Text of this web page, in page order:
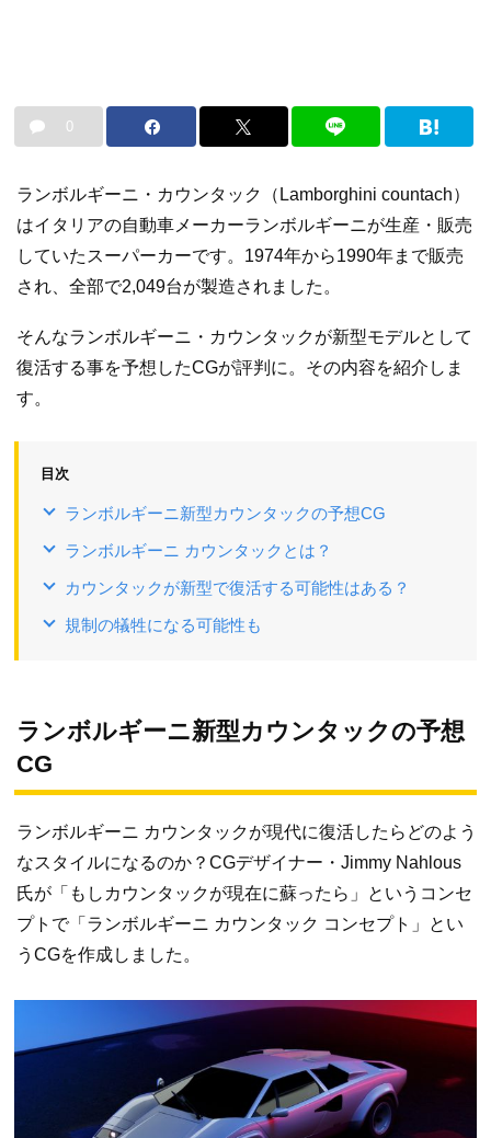
0
ランボルギーニ・カウンタック（Lamborghini countach）
はイタリアの自動車メーカーランボルギーニが生産・販売
していたスーパーカーです。1974年から1990年まで販売
され、全部で2,049台が製造されました。
そんなランボルギーニ・カウンタックが新型モデルとして
復活する事を予想したCGが評判に。その内容を紹介しま
す。
目次
ランボルギーニ新型カウンタックの予想CG
ランボルギーニ カウンタックとは？
カウンタックが新型で復活する可能性はある？
規制の犠牲になる可能性も
ランボルギーニ新型カウンタックの予想
CG
ランボルギーニ カウンタックが現代に復活したらどのよう
なスタイルになるのか？CGデザイナー・Jimmy Nahlous
氏が「もしカウンタックが現在に蘇ったら」というコンセ
プトで「ランボルギーニ カウンタック コンセプト」とい
うCGを作成しました。